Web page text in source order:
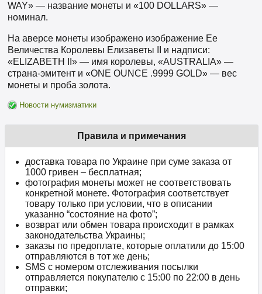
WAY» — название монеты и «100 DOLLARS» —
номинал.
На аверсе монеты изображено изображение Ее
Величества Королевы Елизаветы II и надписи:
«ELIZABETH II» — имя королевы, «AUSTRALIA» —
страна-эмитент и «ONE OUNCE .9999 GOLD» — вес
монеты и проба золота.
Новости нумизматики
Правила и примечания
доставка товара по Украине при суме заказа от
1000 гривен – бесплатная;
фотография монеты может не соответствовать
конкретной монете. Фотография соответствует
товару только при условии, что в описании
указанно “состояние на фото”;
возврат или обмен товара происходит в рамках
законодательства Украины;
заказы по предоплате, которые оплатили до 15:00
отправляются в тот же день;
SMS с номером отслеживания посылки
отправляется покупателю с 15:00 по 22:00 в день
отправки;